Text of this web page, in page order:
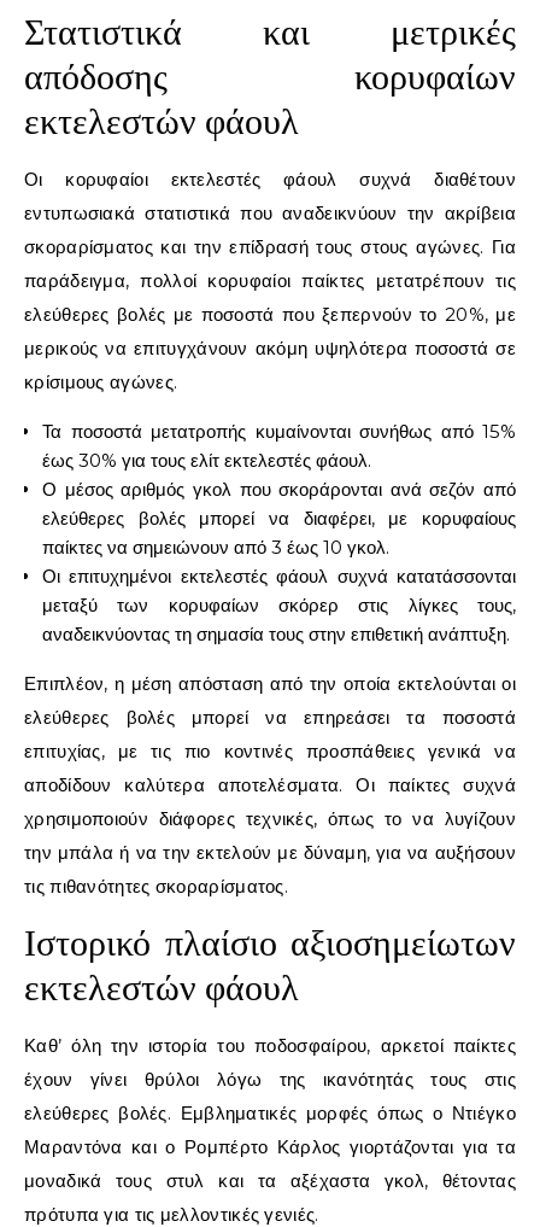
Στατιστικά και μετρικές
απόδοσης κορυφαίων
εκτελεστών φάουλ
Οι κορυφαίοι εκτελεστές φάουλ συχνά διαθέτουν
εντυπωσιακά στατιστικά που αναδεικνύουν την ακρίβεια
σκοραρίσματος και την επίδρασή τους στους αγώνες. Για
παράδειγμα, πολλοί κορυφαίοι παίκτες μετατρέπουν τις
ελεύθερες βολές με ποσοστά που ξεπερνούν το 20%, με
μερικούς να επιτυγχάνουν ακόμη υψηλότερα ποσοστά σε
κρίσιμους αγώνες.
Τα ποσοστά μετατροπής κυμαίνονται συνήθως από 15%
έως 30% για τους ελίτ εκτελεστές φάουλ.
Ο μέσος αριθμός γκολ που σκοράρονται ανά σεζόν από
ελεύθερες βολές μπορεί να διαφέρει, με κορυφαίους
παίκτες να σημειώνουν από 3 έως 10 γκολ.
Οι επιτυχημένοι εκτελεστές φάουλ συχνά κατατάσσονται
μεταξύ των κορυφαίων σκόρερ στις λίγκες τους,
αναδεικνύοντας τη σημασία τους στην επιθετική ανάπτυξη.
Επιπλέον, η μέση απόσταση από την οποία εκτελούνται οι
ελεύθερες βολές μπορεί να επηρεάσει τα ποσοστά
επιτυχίας, με τις πιο κοντινές προσπάθειες γενικά να
αποδίδουν καλύτερα αποτελέσματα. Οι παίκτες συχνά
χρησιμοποιούν διάφορες τεχνικές, όπως το να λυγίζουν
την μπάλα ή να την εκτελούν με δύναμη, για να αυξήσουν
τις πιθανότητες σκοραρίσματος.
Ιστορικό πλαίσιο αξιοσημείωτων
εκτελεστών φάουλ
Καθ’ όλη την ιστορία του ποδοσφαίρου, αρκετοί παίκτες
έχουν γίνει θρύλοι λόγω της ικανότητάς τους στις
ελεύθερες βολές. Εμβληματικές μορφές όπως ο Ντιέγκο
Μαραντόνα και ο Ρομπέρτο Κάρλος γιορτάζονται για τα
μοναδικά τους στυλ και τα αξέχαστα γκολ, θέτοντας
πρότυπα για τις μελλοντικές γενιές.